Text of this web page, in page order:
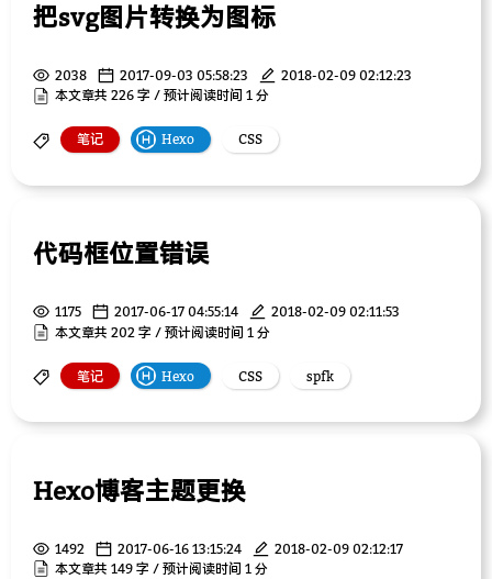
把svg图片转换为图标
2038 2017-09-03 05:58:23
2018-02-09 02:12:23
本文章共 226 字 / 预计阅读时间 1 分
笔记 Hexo CSS
代码框位置错误
1175 2017-06-17 04:55:14
2018-02-09 02:11:53
本文章共 202 字 / 预计阅读时间 1 分
笔记 Hexo CSS spfk
Hexo博客主题更换
1492 2017-06-16 13:15:24
2018-02-09 02:12:17
本文章共 149 字 / 预计阅读时间 1 分